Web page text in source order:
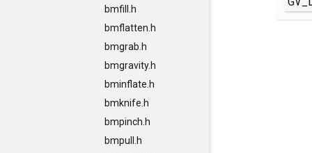
bmfill.h
bmflatten.h
bmgrab.h
bmgravity.h
bminflate.h
bmknife.h
bmpinch.h
bmpull.h